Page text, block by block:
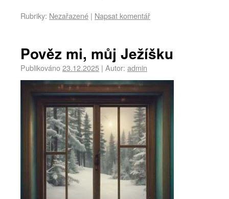
Rubriky: Nezařazené | Napsat komentář
Pověz mi, můj Ježíšku
Publikováno23.12.2025 | Autor: admin